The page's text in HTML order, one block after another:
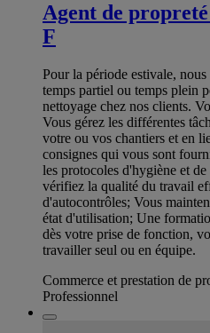
Agent de
F
Pour la période estivale,
temps partiel ou temps plein
nettoyage chez nos clients.
Vous gérez les différentes
votre ou vos chantiers et en
consignes qui vous sont
les protocoles d'hygiène et
vérifiez la qualité du travail
d'autocontrôles; Vous
état d'utilisation; Une
dès votre prise de fonction,
travailler seul ou en équipe.
Commerce et prestation de
Professionnel